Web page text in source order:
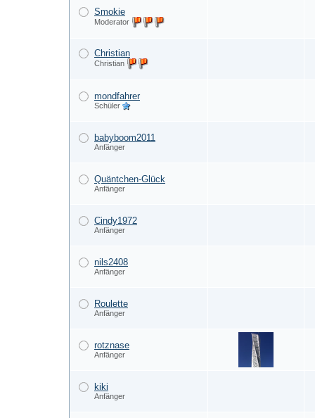
Smokie
Moderator
Christian
Christian
mondfahrer
Schüler
babyboom2011
Anfänger
Quäntchen-Glück
Anfänger
Cindy1972
Anfänger
nils2408
Anfänger
Roulette
Anfänger
rotznase
Anfänger
kiki
Anfänger